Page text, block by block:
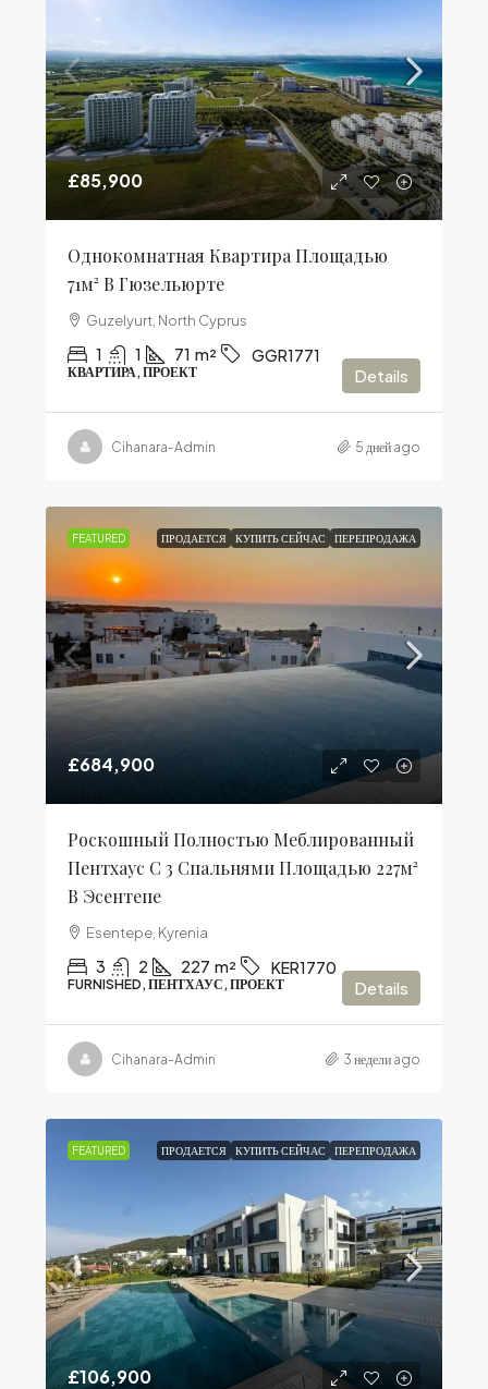
£85,900
Однокомнатная Квартира Площадью
71м² В Гюзельюрте
Guzelyurt, North Cyprus
1 1 71 m² GGR1771
КВАРТИРА, ПРОЕКТ Details
Cihanara-Admin 5 дней ago
FEATURED ПРОДАЕТСЯ КУПИТЬ СЕЙЧАС ПЕРЕПРОДАЖА
£684,900
Роскошный Полностью Меблированный
Пентхаус С 3 Спальнями Площадью 227м²
В Эсентепе
Esentepe, Kyrenia
3 2 227 m² KER1770
FURNISHED, ПЕНТХАУС, ПРОЕКТ Details
Cihanara-Admin 3 недели ago
FEATURED ПРОДАЕТСЯ КУПИТЬ СЕЙЧАС ПЕРЕПРОДАЖА
£106,900